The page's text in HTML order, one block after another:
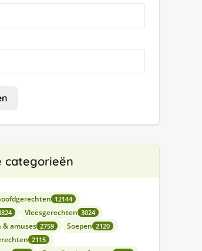
categorieën
12144
Vleesgerechten 3024
& amuses 2759 Soepen 2120
2115